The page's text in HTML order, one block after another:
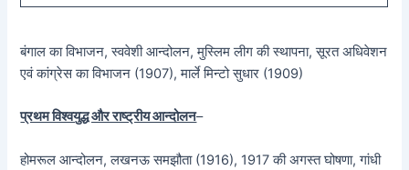
बंगाल का विभाजन, स्ववेशी आन्दोलन, मुस्लिम लीग की स्थापना, सूरत अधिवेशन
एवं कांग्रेस का विभाजन (1907), मार्ले मिन्टो सुधार (1909)
प्रथम विश्वयुद्ध और राष्ट्रीय आन्दोलन–
होमरूल आन्दोलन, लखनऊ समझौता (1916), 1917 की अगस्त घोषणा, गांधी